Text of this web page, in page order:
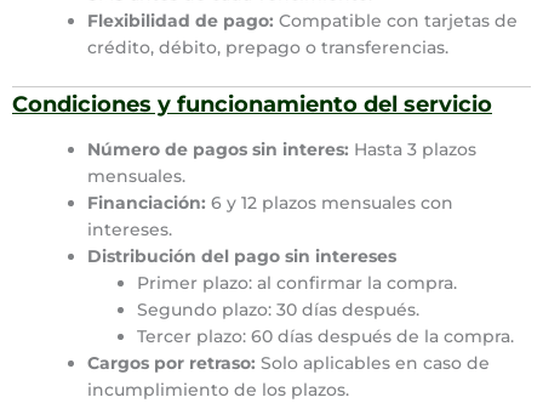
Flexibilidad de pago: Compatible con tarjetas de
crédito, débito, prepago o transferencias.
Condiciones y funcionamiento del servicio
Número de pagos sin interes: Hasta 3 plazos
mensuales.
Financiación: 6 y 12 plazos mensuales con
intereses.
Distribución del pago sin intereses
Primer plazo: al confirmar la compra.
Segundo plazo: 30 días después.
Tercer plazo: 60 días después de la compra.
Cargos por retraso: Solo aplicables en caso de
incumplimiento de los plazos.